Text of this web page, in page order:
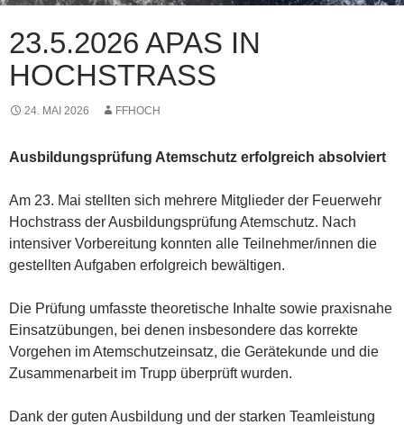
23.5.2026 APAS IN
HOCHSTRASS
24. MAI 2026 FFHOCH
Ausbildungsprüfung Atemschutz erfolgreich absolviert
Am 23. Mai stellten sich mehrere Mitglieder der Feuerwehr
Hochstrass der Ausbildungsprüfung Atemschutz. Nach
intensiver Vorbereitung konnten alle Teilnehmer/innen die
gestellten Aufgaben erfolgreich bewältigen.
Die Prüfung umfasste theoretische Inhalte sowie praxisnahe
Einsatzübungen, bei denen insbesondere das korrekte
Vorgehen im Atemschutzeinsatz, die Gerätekunde und die
Zusammenarbeit im Trupp überprüft wurden.
Dank der guten Ausbildung und der starken Teamleistung